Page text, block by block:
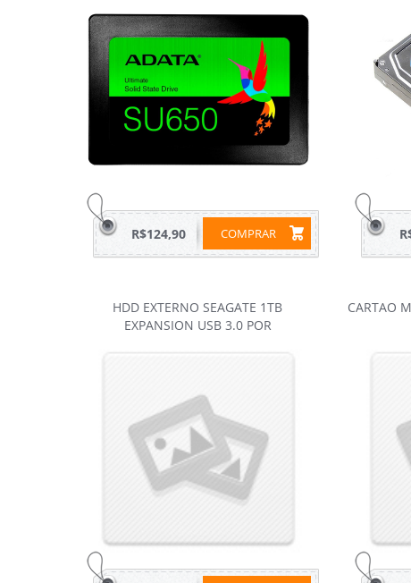
COMPRAR
R$124,90
HDD EXTERNO SEAGATE 1TB
EXPANSION USB 3.0 POR
CARTAO